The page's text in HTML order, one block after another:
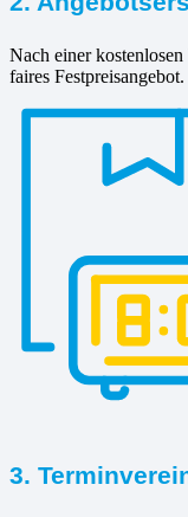
Nach einer
faires Festpreisangebot.
3.